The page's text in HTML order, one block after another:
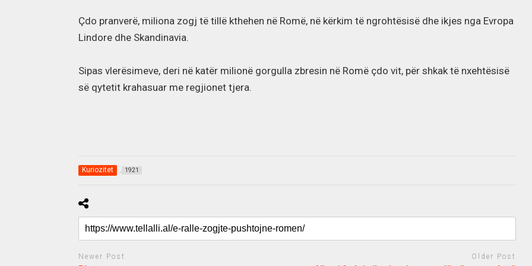
Çdo pranverë, miliona zogj të tillë kthehen në Romë, në kërkim të ngrohtësisë dhe ikjes nga Evropa
Lindore dhe Skandinavia.
Sipas vlerësimeve, deri në katër milionë gorgulla zbresin në Romë çdo vit, për shkak të nxehtësisë
së qytetit krahasuar me regjionet tjera.
Kuriozitet 1921
Newer Post Older Post